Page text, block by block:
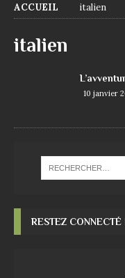
ACCUEIL italien
italien
10 janvier
RESTEZ CONNECTÉ